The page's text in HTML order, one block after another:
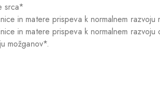
srca*
in matere prispeva k normalnem
in matere prispeva k normalnem
možganov*.